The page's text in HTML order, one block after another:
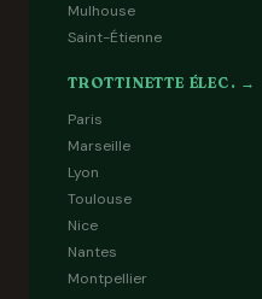
Mulhouse
Saint-Étienne
TROTTINETTE ÉLEC. →
Paris
Marseille
Lyon
Toulouse
Nice
Nantes
Montpellier